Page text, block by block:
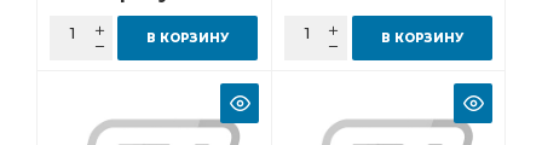
В КОРЗИНУ В КОРЗИНУ